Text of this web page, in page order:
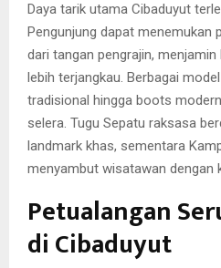
Daya tarik utama Cibaduyut
Pengunjung dapat menemukan
dari tangan pengrajin,
lebih terjangkau. Berbagai
tradisional hingga boots
selera. Tugu Sepatu raksasa
landmark khas, sementara
menyambut wisatawan dengan
Petualangan
di Cibaduyut